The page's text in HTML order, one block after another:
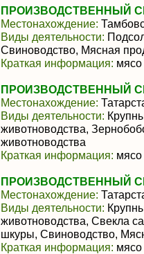
ПРОИЗВОДСТВЕННЫЙ
Местонахождение:
Виды деятельности:
Свиноводство, Мясная
Краткая информация: мясо
ПРОИЗВОДСТВЕННЫЙ
Местонахождение:
Виды деятельности:
животноводства,
животноводства
Краткая информация: мясо
ПРОИЗВОДСТВЕННЫЙ
Местонахождение:
Виды деятельности:
животноводства, Свекла
шкуры, Свиноводство,
Краткая информация: мясо